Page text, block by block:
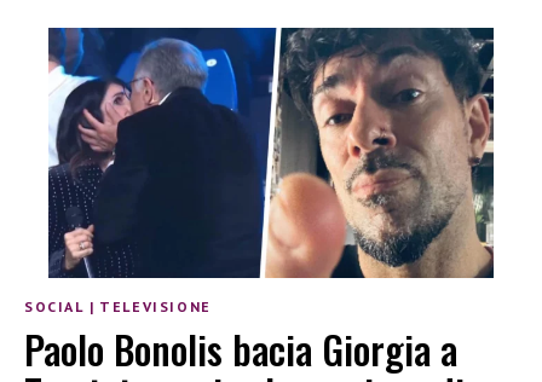
SOCIAL | TELEVISIONE
Paolo Bonolis bacia Giorgia a